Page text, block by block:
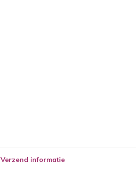
Verzend informatie